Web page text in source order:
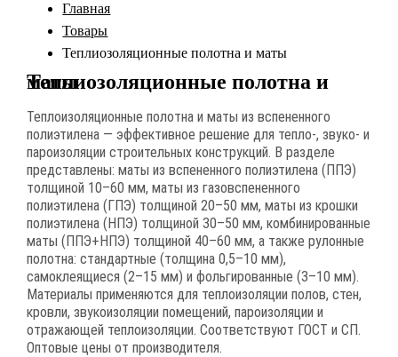
Главная
Товары
Теплиозоляционные полотна и маты
Теплиозоляционные полотна и маты
Теплоизоляционные полотна и маты из вспененного
полиэтилена — эффективное решение для тепло-, звуко- и
пароизоляции строительных конструкций. В разделе
представлены: маты из вспененного полиэтилена (ППЭ)
толщиной 10–60 мм, маты из газовспененного
полиэтилена (ГПЭ) толщиной 20–50 мм, маты из крошки
полиэтилена (НПЭ) толщиной 30–50 мм, комбинированные
маты (ППЭ+НПЭ) толщиной 40–60 мм, а также рулонные
полотна: стандартные (толщина 0,5–10 мм),
самоклеящиеся (2–15 мм) и фольгированные (3–10 мм).
Материалы применяются для теплоизоляции полов, стен,
кровли, звукоизоляции помещений, пароизоляции и
отражающей теплоизоляции. Соответствуют ГОСТ и СП.
Оптовые цены от производителя.